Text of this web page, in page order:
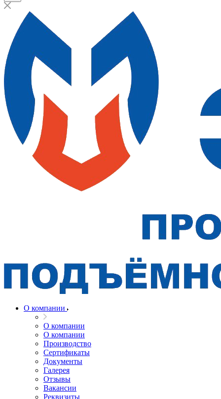
О компании
О компании
О компании
Производство
Сертификаты
Документы
Галерея
Отзывы
Вакансии
Реквизиты